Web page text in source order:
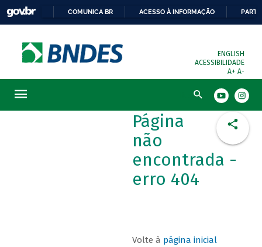
COMUNICA BR ACESSO À INFORMAÇÃO
ENGLISH
ACESSIBILIDADE
A+ A-
Busca
Página
não
encontrada -
erro 404
Volte à página inicial